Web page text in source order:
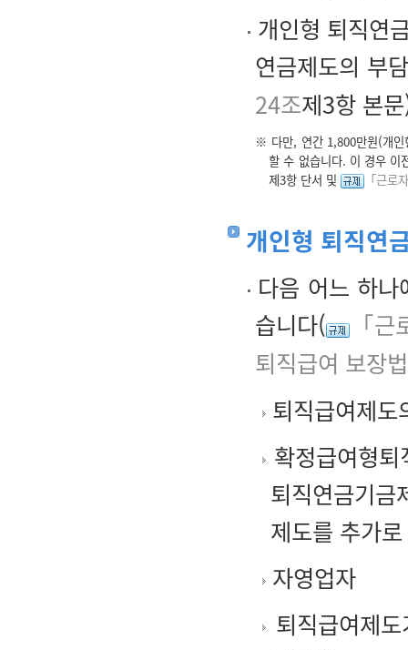
개인형 퇴직연
연금제도의 부
24조제3항 본
※ 다만, 연간 1,800만원(개인
할 수 없습니다. 이 경우 이
제3항 단서 및
「근로
개인형 퇴직연
다음 어느 하
습니다(
「
퇴직급여 보장
퇴직급여제
확정급여형
퇴직연금기금
제도를 추가
자영업자
퇴직급여제